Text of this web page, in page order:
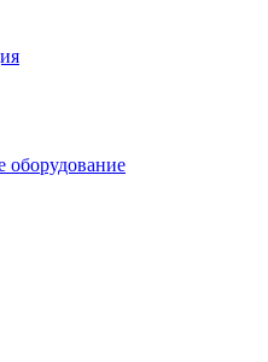
оборудование